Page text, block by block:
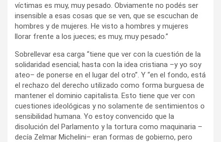
víctimas es muy, muy pesado. Obviamente no podés ser
insensible a esas cosas que se ven, que se escuchan de
hombres y de mujeres. He visto a hombres y mujeres
llorar frente a los jueces; es muy, muy pesado.”
Sobrellevar esa carga “tiene que ver con la cuestión de la
solidaridad esencial; hasta con la idea cristiana –y yo soy
ateo– de ponerse en el lugar del otro”. Y “en el fondo, está
el rechazo del derecho utilizado como forma burguesa de
mantener el dominio capitalista. Esto tiene que ver con
cuestiones ideológicas y no solamente de sentimientos o
sensibilidad humana. Yo estoy convencido que la
disolución del Parlamento y la tortura como maquinaria –
decía Zelmar Michelini– eran formas de gobierno, pero